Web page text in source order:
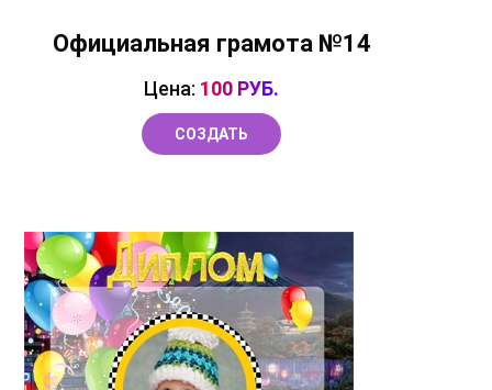
Официальная грамота №14
Цена: 100 РУБ.
СОЗДАТЬ